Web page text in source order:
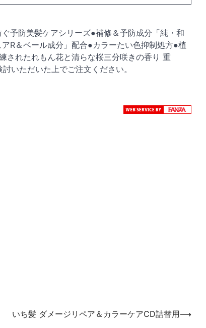
予防美髪ケアシリーズ●補修＆予防成分「純・和
R＆ベール成分」配合●カラーたい色抑制処方●植
されたれもん花と清らな桜三分咲きの香り 重
いただいた上でご注文ください。
いち髪 ダメージリペア＆カラーケアCD詰替用⟶